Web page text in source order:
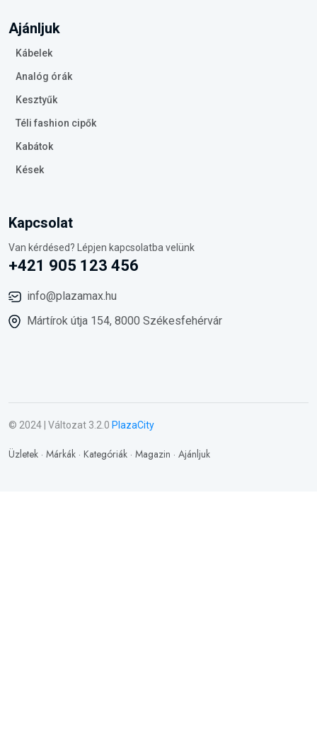
Ajánljuk
Kábelek
Analóg órák
Kesztyűk
Téli fashion cipők
Kabátok
Kések
Kapcsolat
Van kérdésed? Lépjen kapcsolatba velünk
+421 905 123 456
info@plazamax.hu
Mártírok útja 154, 8000 Székesfehérvár
© 2024 | Változat 3.2.0 PlazaCity
Üzletek · Márkák · Kategóriák · Magazin · Ajánljuk